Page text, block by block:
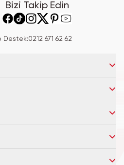
Bizi Takip Edin
Destek:0212 671 62 62